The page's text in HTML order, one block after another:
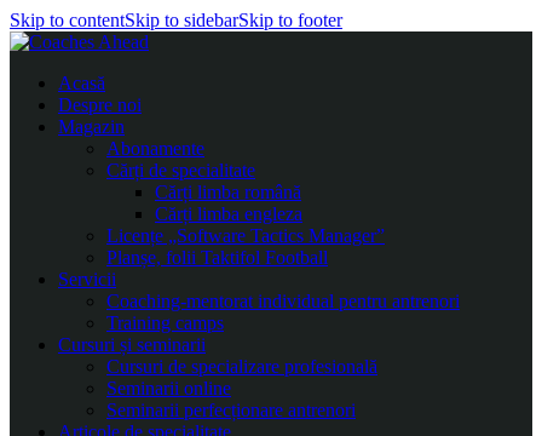
Skip to contentSkip to sidebarSkip to footer
Acasă
Despre noi
Magazin
Abonamente
Cărți de specialitate
Cărți limba română
Cărți limba engleza
Licențe „Software Tactics Manager”
Planșe, folii Taktifol Football
Servicii
Coaching-mentorat individual pentru antrenori
Training camps
Cursuri și seminarii
Cursuri de specializare profesională
Seminarii online
Seminarii perfecționare antrenori
Articole de specialitate